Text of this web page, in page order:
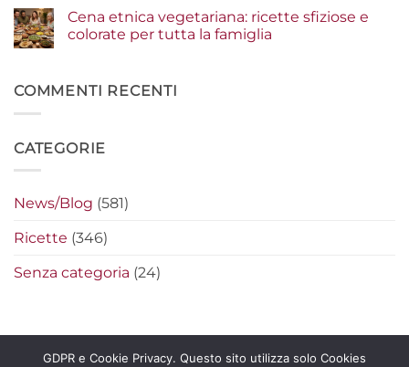
fanno
la
differenza
i
segreti
per
filanti
perfetti
su
Piadine
e
originali
per
leggere
Cena etnica vegetariana: ricette sfiziose e
colorate per tutta la famiglia
Cena
etnica
e
la
famiglia
COMMENTI RECENTI
CATEGORIE
News/Blog (581)
Ricette (346)
Senza categoria (24)
GDPR e Cookie Privacy. Questo sito utilizza solo Cookies